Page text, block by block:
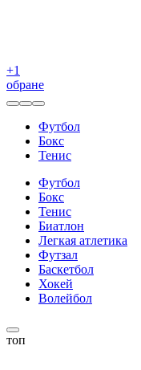
+1
обране
Футбол
Бокс
Тенис
Футбол
Бокс
Тенис
Биатлон
Легкая атлетика
Футзал
Баскетбол
Хокей
Волейбол
топ